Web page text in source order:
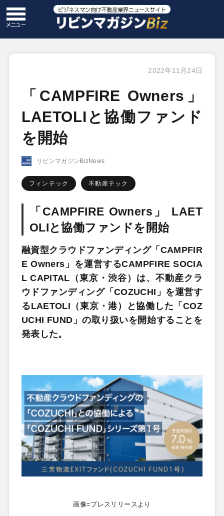
2022年11月24日
「CAMPFIRE Owners」
LAETOLIと協働ファンド
を開始
リビンマガジンBizNews
フィンテック 不動産テック
「CAMPFIRE Owners」 LAET
OLIと協働ファンドを開始
融資型クラウドファンディング「CAMPFIR
E Owners」を運営するCAMPFIRE SOCIA
L CAPITAL（東京・渋谷）は、不動産クラ
ウドファンディング「COZUCHI」を運営す
るLAETOLI（東京・港）と協働した「COZ
UCHI FUND」の取り扱いを開始することを
発表した。
画像=プレスリリースより